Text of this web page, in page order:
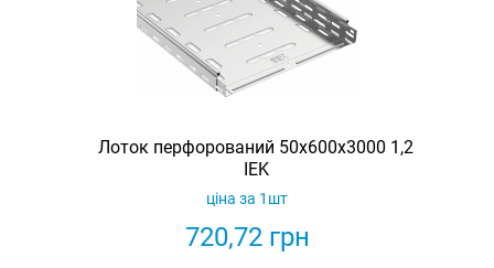
Лоток перфорований 50х600х3000 1,2
IEK
720,72грн
ціна за 1шт